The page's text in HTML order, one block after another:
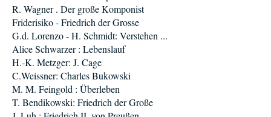
R. Wagner . Der große Komponist
Friderisiko - Friedrich der Grosse
G.d. Lorenzo - H. Schmidt: Verstehen ...
Alice Schwarzer : Lebenslauf
H.-K. Metzger: J. Cage
C.Weissner: Charles Bukowski
M. M. Feingold : Überleben
T. Bendikowski: Friedrich der Große